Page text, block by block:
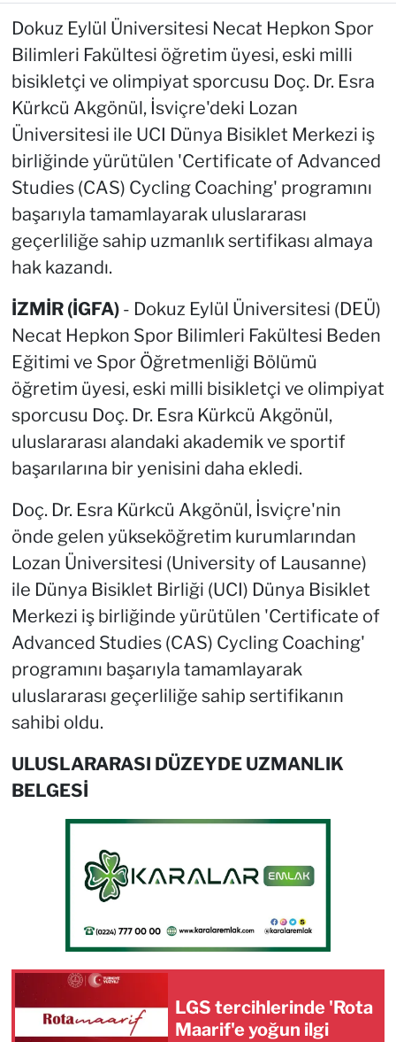
Dokuz Eylül Üniversitesi Necat Hepkon Spor
Bilimleri Fakültesi öğretim üyesi, eski milli
bisikletçi ve olimpiyat sporcusu Doç. Dr. Esra
Kürkcü Akgönül, İsviçre'deki Lozan
Üniversitesi ile UCI Dünya Bisiklet Merkezi iş
birliğinde yürütülen 'Certificate of Advanced
Studies (CAS) Cycling Coaching' programını
başarıyla tamamlayarak uluslararası
geçerliliğe sahip uzmanlık sertifikası almaya
hak kazandı.
İZMİR (İGFA) - Dokuz Eylül Üniversitesi (DEÜ)
Necat Hepkon Spor Bilimleri Fakültesi Beden
Eğitimi ve Spor Öğretmenliği Bölümü
öğretim üyesi, eski milli bisikletçi ve olimpiyat
sporcusu Doç. Dr. Esra Kürkcü Akgönül,
uluslararası alandaki akademik ve sportif
başarılarına bir yenisini daha ekledi.
Doç. Dr. Esra Kürkcü Akgönül, İsviçre'nin
önde gelen yükseköğretim kurumlarından
Lozan Üniversitesi (University of Lausanne)
ile Dünya Bisiklet Birliği (UCI) Dünya Bisiklet
Merkezi iş birliğinde yürütülen 'Certificate of
Advanced Studies (CAS) Cycling Coaching'
programını başarıyla tamamlayarak
uluslararası geçerliliğe sahip sertifikanın
sahibi oldu.
ULUSLARARASI DÜZEYDE UZMANLIK
BELGESİ
LGS tercihlerinde 'Rota
Maarif'e yoğun ilgi